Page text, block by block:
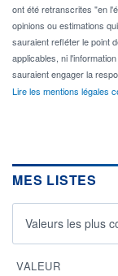
ont été retranscrites "en
opinions ou estimations
sauraient refléter le point
applicables, ni
sauraient engager la
Lire les mentions légales
MES LISTES
Valeurs les plus
VALEUR